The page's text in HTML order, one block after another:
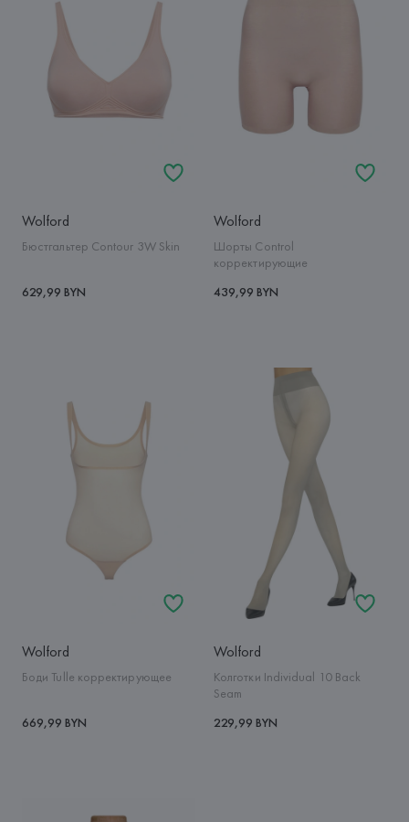
Wolford
Бюстгальтер Contour 3W Skin
629,99 BYN
Wolford
Шорты Control
корректирующие
439,99 BYN
Wolford
Боди Tulle корректирующее
669,99 BYN
Wolford
Колготки Individual 10 Back
Seam
229,99 BYN